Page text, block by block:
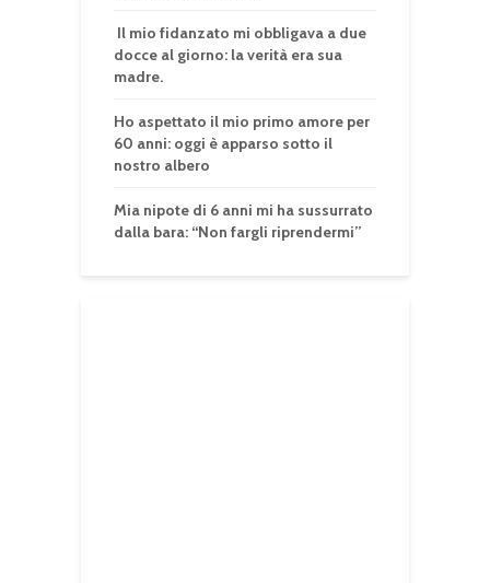
Il mio fidanzato mi obbligava a due
docce al giorno: la verità era sua
madre.
Ho aspettato il mio primo amore per
60 anni: oggi è apparso sotto il
nostro albero
Mia nipote di 6 anni mi ha sussurrato
dalla bara: “Non fargli riprendermi”